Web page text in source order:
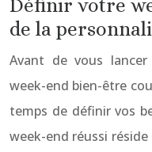
Définir votre
de la
Avant de vous
week-end bien-être
temps de définir vos
week-end réussi